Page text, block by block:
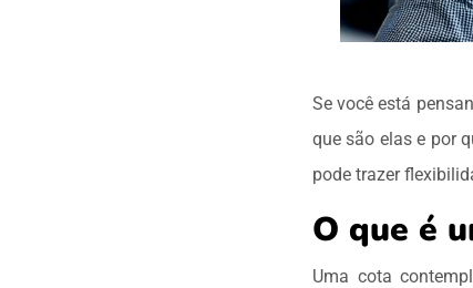
Se você está
que são elas e por
pode trazer
O que é
Uma cota